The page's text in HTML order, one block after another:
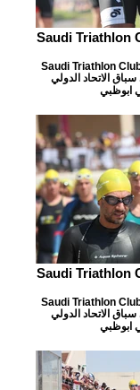
Saudi Triathlon
Saudi Triathlon
الاتحاد الدولي
ابوظبي
Saudi Triathlon
Saudi Triathlon
الاتحاد الدولي
ابوظبي